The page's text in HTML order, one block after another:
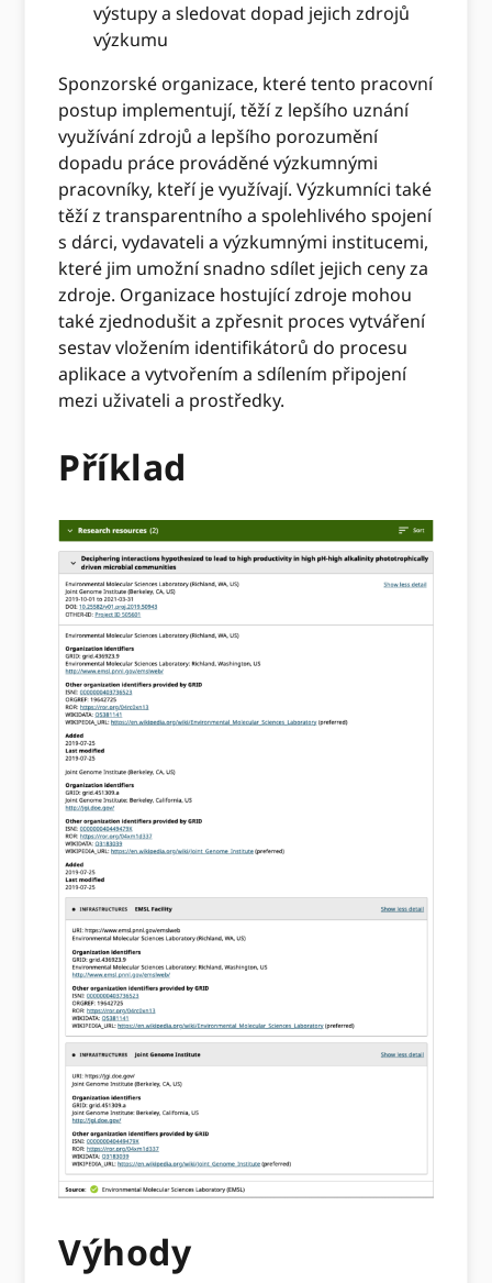
výstupy a sledovat dopad jejich zdrojů
výzkumu
Sponzorské organizace, které tento pracovní
postup implementují, těží z lepšího uznání
využívání zdrojů a lepšího porozumění
dopadu práce prováděné výzkumnými
pracovníky, kteří je využívají. Výzkumníci také
těží z transparentního a spolehlivého spojení
s dárci, vydavateli a výzkumnými institucemi,
které jim umožní snadno sdílet jejich ceny za
zdroje. Organizace hostující zdroje mohou
také zjednodušit a zpřesnit proces vytváření
sestav vložením identifikátorů do procesu
aplikace a vytvořením a sdílením připojení
mezi uživateli a prostředky.
Příklad
Výhody